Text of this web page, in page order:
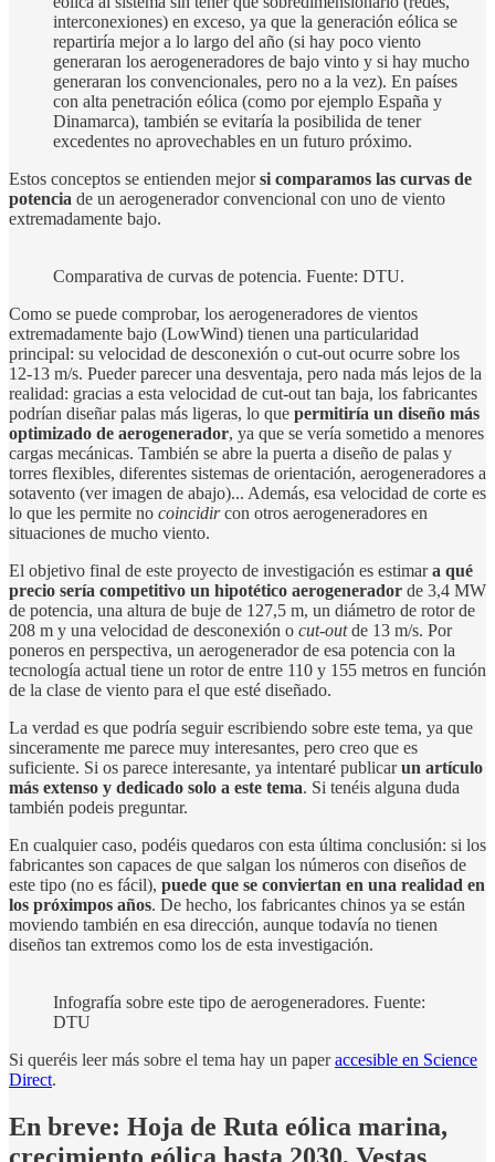
interconexiones) en exceso, ya que la generación eólica se
repartiría mejor a lo largo del año (si hay poco viento
generaran los aerogeneradores de bajo vinto y si hay mucho
generaran los convencionales, pero no a la vez). En países
con alta penetración eólica (como por ejemplo España y
Dinamarca), también se evitaría la posibilida de tener
excedentes no aprovechables en un futuro próximo.
Estos conceptos se entienden mejorsi comparamos las curvas de
potencia de un aerogenerador convencional con uno de viento
extremadamente bajo.
Comparativa de curvas de potencia. Fuente: DTU.
Como se puede comprobar, los aerogeneradores de vientos
extremadamente bajo (LowWind) tienen una particularidad
principal: su velocidad de desconexión o cut-out ocurre sobre los
12-13 m/s. Pueder parecer una desventaja, pero nada más lejos de la
realidad: gracias a esta velocidad de cut-out tan baja, los fabricantes
podrían diseñar palas más ligeras, lo que permitiría un diseño más
optimizado de aerogenerador, ya que se vería sometido a menores
cargas mecánicas. También se abre la puerta a diseño de palas y
torres flexibles, diferentes sistemas de orientación, aerogeneradores a
sotavento (ver imagen de abajo)... Además, esa velocidad de corte es
lo que les permite no coincidircon otros aerogeneradores en
situaciones de mucho viento.
El objetivo final de este proyecto de investigación es estimara qué
precio sería competitivo un hipotético aerogenerador de 3,4 MW
de potencia, una altura de buje de 127,5 m, un diámetro de rotor de
208 m y una velocidad de desconexión o cut-outde 13 m/s. Por
poneros en perspectiva, un aerogenerador de esa potencia con la
tecnología actual tiene un rotor de entre 110 y 155 metros en función
de la clase de viento para el que esté diseñado.
La verdad es que podría seguir escribiendo sobre este tema, ya que
sinceramente me parece muy interesantes, pero creo que es
suficiente. Si os parece interesante, ya intentaré publicarun artículo
más extenso y dedicado solo a este tema. Si tenéis alguna duda
también podeis preguntar.
En cualquier caso, podéis quedaros con esta última conclusión: si los
fabricantes son capaces de que salgan los números con diseños de
este tipo (no es fácil), puede que se conviertan en una realidad en
los próximpos años. De hecho, los fabricantes chinos ya se están
moviendo también en esa dirección, aunque todavía no tienen
diseños tan extremos como los de esta investigación.
Infografía sobre este tipo de aerogeneradores. Fuente:
DTU
Si queréis leer más sobre el tema hay un paperaccesible en Science
Direct.
En breve: Hoja de Ruta eólica marina,
crecimiento eólica hasta 2030, Vestas